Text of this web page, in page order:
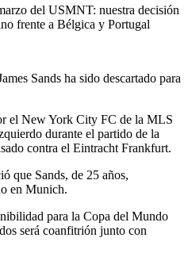
Sands ha sido descartado para
el New York City FC de la MLS
durante el partido de la
contra el Eintracht Frankfurt.
que Sands, de 25 años,
en Munich.
para la Copa del Mundo
será coanfitrión junto con